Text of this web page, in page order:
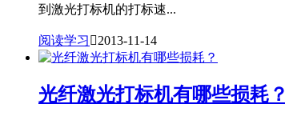
到激光打标机的打标速...
阅读学习 2013-11-14
光纤激光打标机有哪些损耗？